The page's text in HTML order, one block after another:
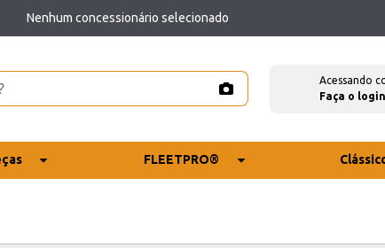
Nenhum concessionário selecionado
Acessando
Faça o login
FLEETPRO®